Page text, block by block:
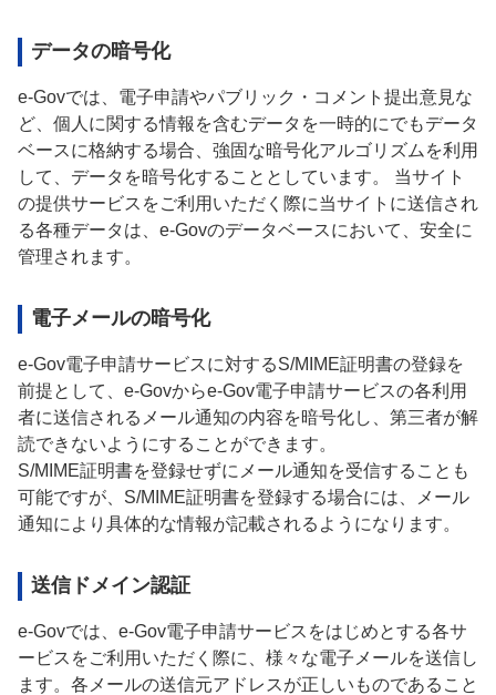
データの暗号化
e-Govでは、電子申請やパブリック・コメント提出意見な
ど、個人に関する情報を含むデータを一時的にでもデータ
ベースに格納する場合、強固な暗号化アルゴリズムを利用
して、データを暗号化することとしています。 当サイト
の提供サービスをご利用いただく際に当サイトに送信され
る各種データは、e-Govのデータベースにおいて、安全に
管理されます。
電子メールの暗号化
e-Gov電子申請サービスに対するS/MIME証明書の登録を
前提として、e-Govからe-Gov電子申請サービスの各利用
者に送信されるメール通知の内容を暗号化し、第三者が解
読できないようにすることができます。
S/MIME証明書を登録せずにメール通知を受信することも
可能ですが、S/MIME証明書を登録する場合には、メール
通知により具体的な情報が記載されるようになります。
送信ドメイン認証
e-Govでは、e-Gov電子申請サービスをはじめとする各サ
ービスをご利用いただく際に、様々な電子メールを送信し
ます。各メールの送信元アドレスが正しいものであること